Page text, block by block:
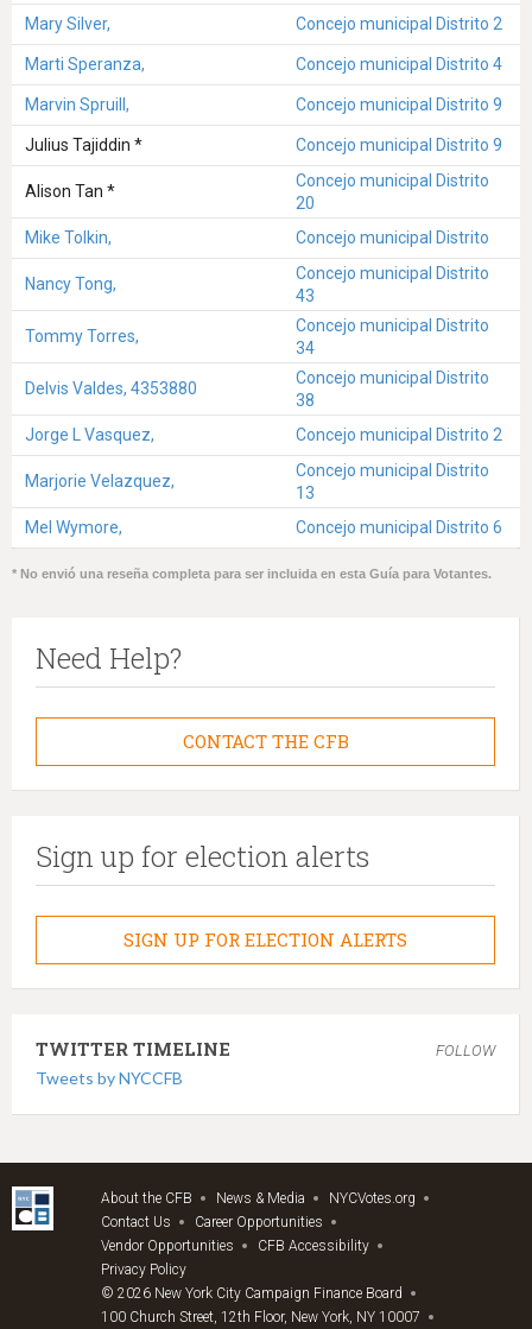
Mary Silver,
Concejo municipal Distrito 2
Marti Speranza, Concejo municipal Distrito 4
Marvin Spruill, Concejo municipal Distrito 9
Julius Tajiddin * Concejo municipal Distrito 9
Alison Tan *
Concejo municipal Distrito
20
Mike Tolkin,
Concejo municipal Distrito
Nancy Tong,
Concejo municipal Distrito
43
Tommy Torres,
Concejo municipal Distrito
34
Delvis Valdes, 4353880
Concejo municipal Distrito
38
Jorge L Vasquez,
Concejo municipal Distrito 2
Marjorie Velazquez,
Concejo municipal Distrito
13
Mel Wymore,
Concejo municipal Distrito 6
* No envió una reseña completa para ser incluida en esta Guía para Votantes.
Need Help?
CONTACT THE CFB
Sign up for election alerts
SIGN UP FOR ELECTION ALERTS
TWITTER TIMELINE FOLLOW
Tweets by NYCCFB
About the CFB News & Media
NYCVotes.org
Contact Us
Career Opportunities
Vendor Opportunities
CFB Accessibility
Privacy Policy
© 2026 New York City Campaign Finance Board
100 Church Street, 12th Floor, New York, NY 10007